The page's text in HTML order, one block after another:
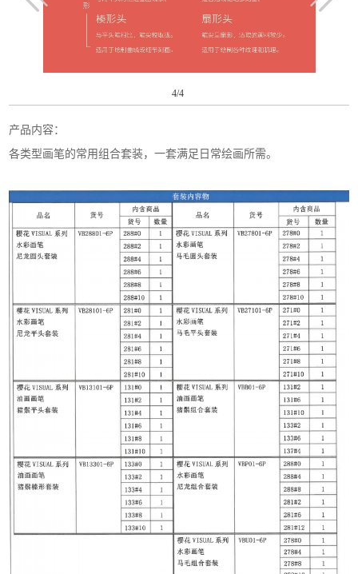
4/4
产品内容：
各类型画笔的常用组合套装，一套满足日常绘画所需。